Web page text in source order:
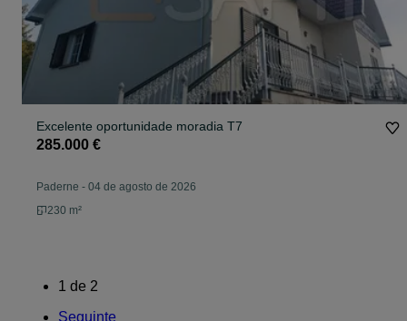
Excelente oportunidade moradia T7
285.000 €
Paderne - 04 de agosto de 2026
230 m²
1 de 2
Seguinte